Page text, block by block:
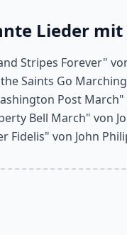
Lieder mit
Stripes Forever"
Saints Go
Post March"
Bell March" von
Fidelis" von John